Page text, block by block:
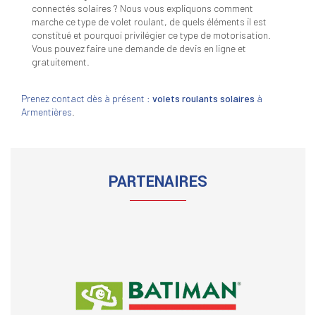
connectés solaires ? Nous vous expliquons comment
marche ce type de volet roulant, de quels éléments il est
constitué et pourquoi privilégier ce type de motorisation.
Vous pouvez faire une demande de devis en ligne et
gratuitement.
Prenez contact dès à présent : volets roulants solaires à
Armentières
PARTENAIRES